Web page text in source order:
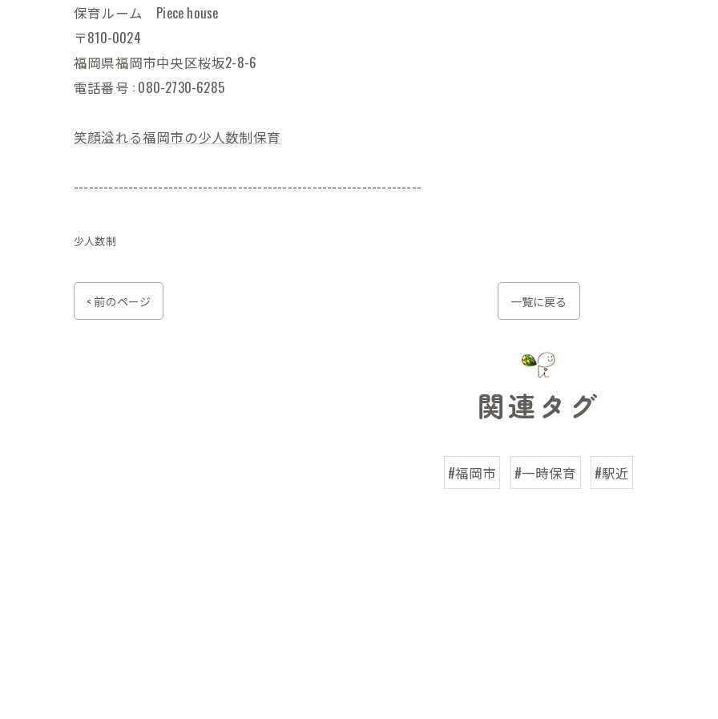
保育ルーム Piece house
〒810-0024
福岡県福岡市中央区桜坂2-8-6
電話番号 : 080-2730-6285
笑顔溢れる福岡市の少人数制保育
----------------------------------------------------------------------
少人数制
< 前のページ 一覧に戻る
関連タグ
#福岡市 #一時保育 #駅近